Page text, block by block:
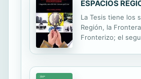
ESPACIOS
La Tesis tiene los
Región, la
Fronterizo; el